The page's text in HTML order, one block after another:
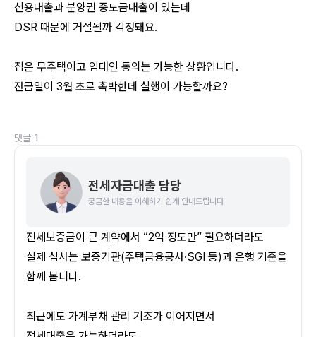
신용대출과 분양권 중도금대출이 있는데
DSR 때문에 거절될까 걱정돼요.
집은 무주택이고 임대인 동의는 가능한 상황입니다.
잔금일이 3월 초로 촉박한데 실행이 가능할까요?
댓글 1
전세자금대출 담당
궁금한 내용을 이해하기 쉽게 안내드립니다
전세보증금이 큰 계약에서 “2억 정도만” 필요하더라도
실제 심사는 보증기관(주택금융공사·SGI 등)과 은행 기준을
함께 봅니다.
최근에도 가계부채 관리 기조가 이어지면서